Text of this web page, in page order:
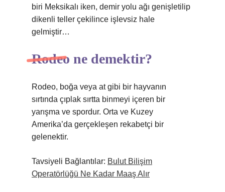
biri Meksikalı iken, demir yolu ağı genişletilip
dikenli teller çekilince işlevsiz hale
gelmiştir…
Rodeo ne demektir?
Rodeo, boğa veya at gibi bir hayvanın
sırtında çıplak sırtta binmeyi içeren bir
yarışma ve spordur. Orta ve Kuzey
Amerika’da gerçekleşen rekabetçi bir
gelenektir.
Tavsiyeli Bağlantılar: Bulut Bilişim
Operatörlüğü Ne Kadar Maaş Alır